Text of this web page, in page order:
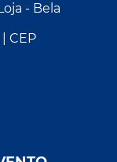
- Bela
CEP